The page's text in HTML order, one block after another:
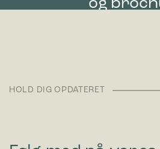
og
HOLD DIG OPDATERET